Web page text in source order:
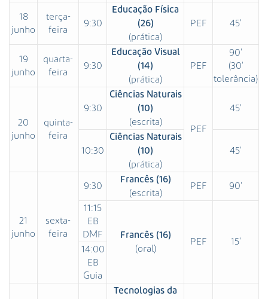
18
junho
terça-
feira
9:30
Educação Física
(26)
(prática)
PEF 45'
19
junho
quarta-
feira
9:30
Educação Visual
(14)
(prática)
PEF
90'
(30'
tolerância)
20
junho
quinta-
feira
9:30
Ciências Naturais
(10)
(escrita)
PEF
45'
10:30
Ciências Naturais
(10)
(prática)
45'
21
junho
sexta-
feira
9:30
Francês (16)
(escrita)
PEF 90'
11:15
EB
DMF
Francês (16)
(oral)
PEF
15'
14:00
EB
Guia
Tecnologias da